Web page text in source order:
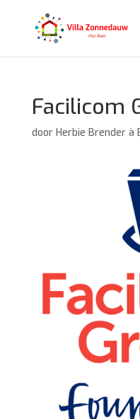
Facilicom
door Herbie Brender à